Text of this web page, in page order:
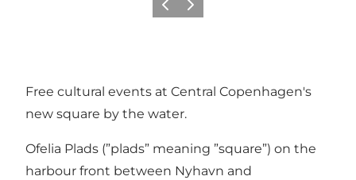
PrécédentSuivant
Free cultural events at Central Copenhagen's
new square by the water.
Ofelia Plads (”plads” meaning ”square”) on the
harbour front between Nyhavn and